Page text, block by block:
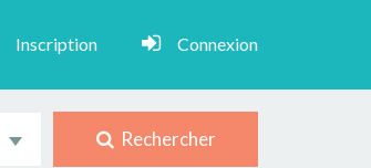
Inscription Connexion
Rechercher